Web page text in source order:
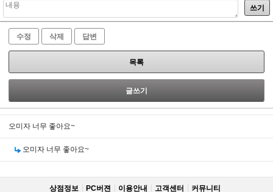
쓰기
수정 삭제 답변
목록
글쓰기
오미자 너무 좋아요~
오미자 너무 좋아요~
상점정보 PC버젼 이용안내 고객센터 커뮤니티